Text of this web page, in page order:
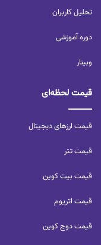
تحلیل کاربران‌
دوره آموزشی
وبینار
قیمت لحظه‌ای
قیمت ارزهای دیجیتال
قیمت تتر
قیمت بیت کوین
قیمت اتریوم
قیمت دوج کوین